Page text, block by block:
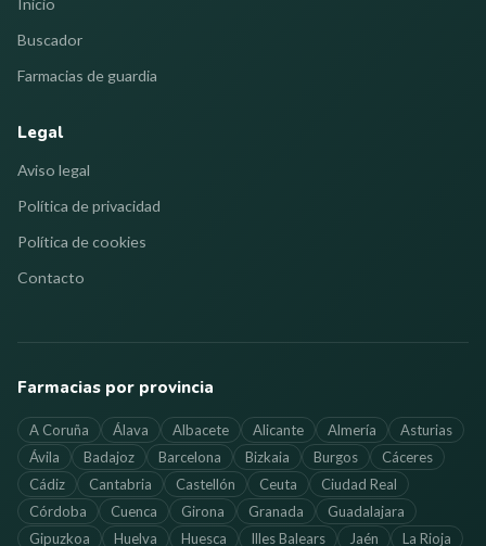
Inicio
Buscador
Farmacias de guardia
Legal
Aviso legal
Política de privacidad
Política de cookies
Contacto
Farmacias por provincia
A Coruña Álava Albacete Alicante Almería
Asturias
Ávila
Badajoz Barcelona Bizkaia Burgos
Cáceres
Cádiz
Cantabria Castellón Ceuta
Ciudad Real
Córdoba
Cuenca Girona Granada
Guadalajara
Gipuzkoa
Huelva Huesca Illes Balears Jaén La Rioja